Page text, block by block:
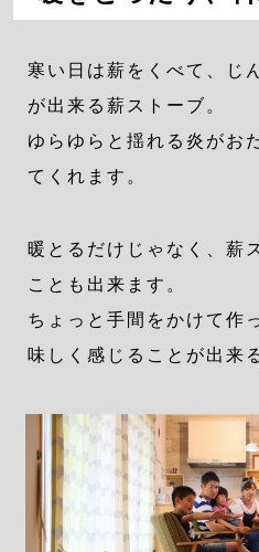
寒い日は薪をくべて、じ
が出来る薪ストーブ。
ゆらゆらと揺れる炎がお
てくれます。
暖とるだけじゃなく、薪
ことも出来ます。
ちょっと手間をかけて作
味しく感じることが出来